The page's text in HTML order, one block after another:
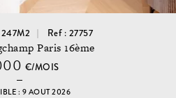
Ref : 27757
Paris 16ème
€/MOIS
: 9 AOUT 2026